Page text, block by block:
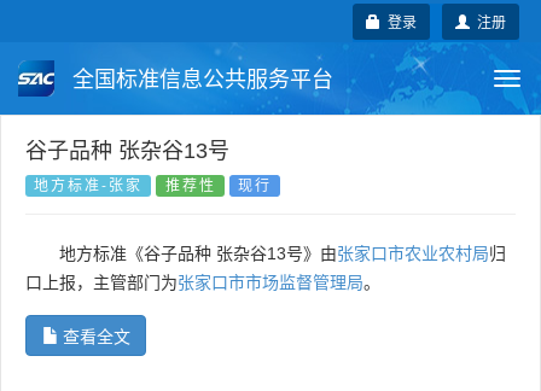
注册
登录
全国标准信息公共服务平台
国家标准
国外标准 技术委员会
谷子品种 张杂谷13号
地方标准-张家 推荐性 现行
地方标准《谷子品种 张杂谷13号》由张家口市农业农村局归
口上报，主管部门为张家口市市场监督管理局。
查看全文